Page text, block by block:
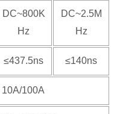
DC~800K
Hz
DC~2.5M
Hz
≤437.5ns ≤140ns
10A/100A